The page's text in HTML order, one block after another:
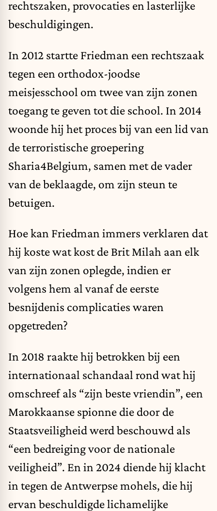
rechtszaken, provocaties en lasterlijke
beschuldigingen.
In 2012 startte Friedman een rechtszaak
tegen een orthodox-joodse
meisjesschool om twee van zijn zonen
toegang te geven tot die school. In 2014
woonde hij het proces bij van een lid van
de terroristische groepering
Sharia4Belgium, samen met de vader
van de beklaagde, om zijn steun te
betuigen.
Hoe kan Friedman immers verklaren dat
hij koste wat kost de Brit Milah aan elk
van zijn zonen oplegde, indien er
volgens hem al vanaf de eerste
besnijdenis complicaties waren
opgetreden?
In 2018 raakte hij betrokken bij een
internationaal schandaal rond wat hij
omschreef als “zijn beste vriendin”, een
Marokkaanse spionne die door de
Staatsveiligheid werd beschouwd als
“een bedreiging voor de nationale
veiligheid”. En in 2024 diende hij klacht
in tegen de Antwerpse mohels, die hij
ervan beschuldigde lichamelijke